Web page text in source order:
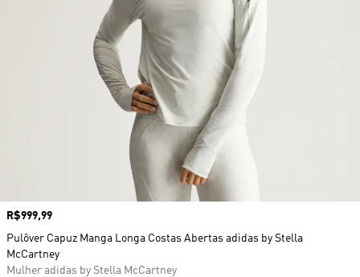
Preço
R$999,99
Pulôver Capuz Manga Longa Costas Abertas adidas by Stella
McCartney
Mulher adidas by Stella McCartney